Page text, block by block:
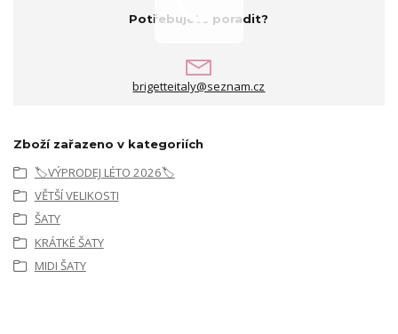
Potřebujete poradit?
brigetteitaly@seznam.cz
Zboží zařazeno v kategoriích
🏷️VÝPRODEJ LÉTO 2026🏷️
VĚTŠÍ VELIKOSTI
ŠATY
KRÁTKÉ ŠATY
MIDI ŠATY